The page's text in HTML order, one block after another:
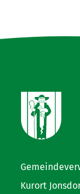
Kurort